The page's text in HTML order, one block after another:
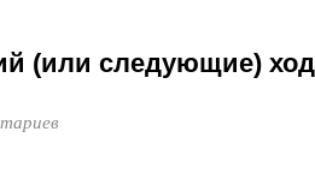
(или следующие) ход